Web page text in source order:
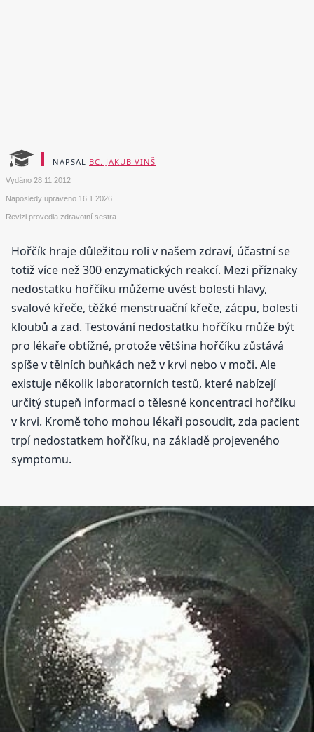
NAPSAL BC. JAKUB VINŠ
Vydáno 28.11.2012
Naposledy upraveno 16.1.2026
Revizi provedla zdravotní sestra
Hořčík hraje důležitou roli v našem zdraví, účastní se
totiž více než 300 enzymatických reakcí. Mezi příznaky
nedostatku hořčíku můžeme uvést bolesti hlavy,
svalové křeče, těžké menstruační křeče, zácpu, bolesti
kloubů a zad. Testování nedostatku hořčíku může být
pro lékaře obtížné, protože většina hořčíku zůstává
spíše v tělních buňkách než v krvi nebo v moči. Ale
existuje několik laboratorních testů, které nabízejí
určitý stupeň informací o tělesné koncentraci hořčíku
v krvi. Kromě toho mohou lékaři posoudit, zda pacient
trpí nedostatkem hořčíku, na základě projeveného
symptomu.